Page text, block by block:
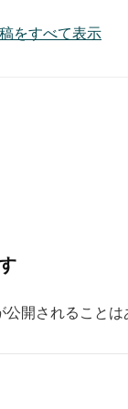
をすべて表示
開されることは